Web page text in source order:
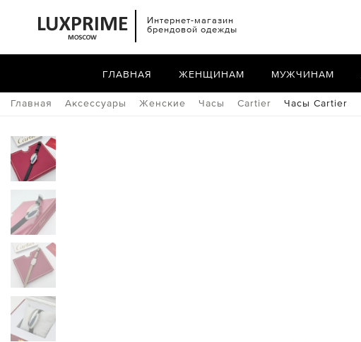
Интернет-магазин
брендовой одежды
ГЛАВНАЯ ЖЕНЩИНАМ МУЖЧИНАМ
Главная Аксессуары Женские Часы Cartier Часы Cartier